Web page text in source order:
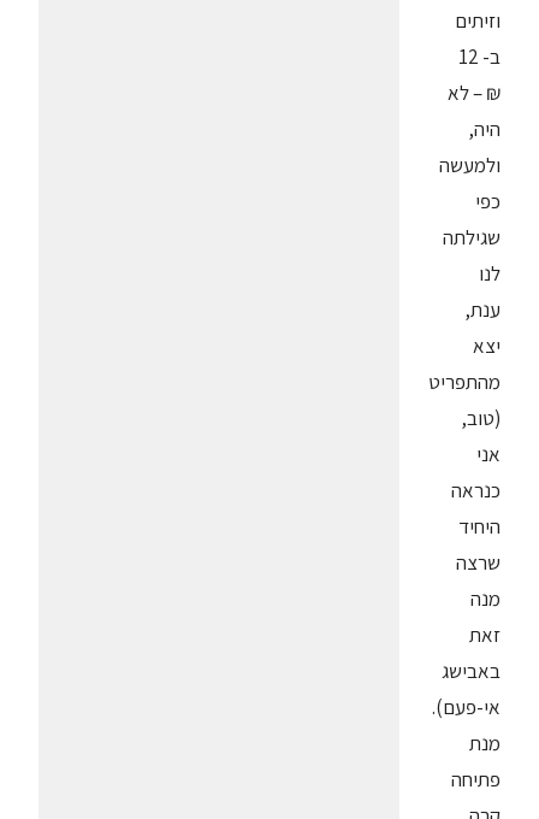
וזיתים
ב- 12
₪ – לא
היה,
ולמעשה
כפי
שגילתה
לנו
ענת,
יצא
מהתפריט
(טוב,
אני
כנראה
היחיד
שרצה
מנה
זאת
באבישג
אי-פעם).
מנת
פתיחה